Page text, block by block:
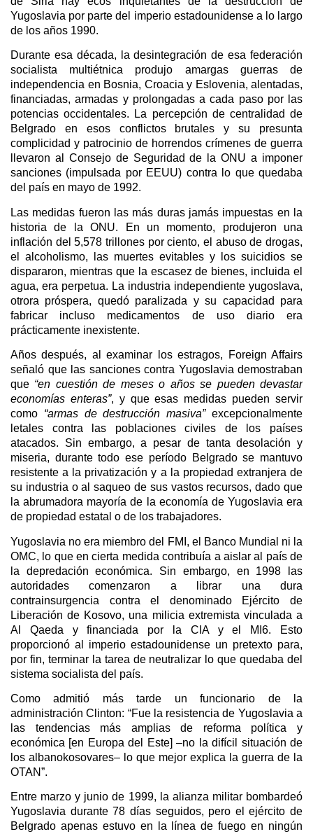
Yugoslavia por parte del imperio estadounidense a lo largo
de los años 1990.
Durante esa década, la desintegración de esa federación
socialista multiétnica produjo amargas guerras de
independencia en Bosnia, Croacia y Eslovenia, alentadas,
financiadas, armadas y prolongadas a cada paso por las
potencias occidentales. La percepción de centralidad de
Belgrado en esos conflictos brutales y su presunta
complicidad y patrocinio de horrendos crímenes de guerra
llevaron al Consejo de Seguridad de la ONU a imponer
sanciones (impulsada por EEUU) contra lo que quedaba
del país en mayo de 1992.
Las medidas fueron las más duras jamás impuestas en la
historia de la ONU. En un momento, produjeron una
inflación del 5,578 trillones por ciento, el abuso de drogas,
el alcoholismo, las muertes evitables y los suicidios se
dispararon, mientras que la escasez de bienes, incluida el
agua, era perpetua. La industria independiente yugoslava,
otrora próspera, quedó paralizada y su capacidad para
fabricar incluso medicamentos de uso diario era
prácticamente inexistente.
Años después, al examinar los estragos, Foreign Affairs
señaló que las sanciones contra Yugoslavia demostraban
que “en cuestión de meses o años se pueden devastar
economías enteras”, y que esas medidas pueden servir
como “armas de destrucción masiva”excepcionalmente
letales contra las poblaciones civiles de los países
atacados. Sin embargo, a pesar de tanta desolación y
miseria, durante todo ese período Belgrado se mantuvo
resistente a la privatización y a la propiedad extranjera de
su industria o al saqueo de sus vastos recursos, dado que
la abrumadora mayoría de la economía de Yugoslavia era
de propiedad estatal o de los trabajadores.
Yugoslavia no era miembro del FMI, el Banco Mundial ni la
OMC, lo que en cierta medida contribuía a aislar al país de
la depredación económica. Sin embargo, en 1998 las
autoridades comenzaron a librar una dura
contrainsurgencia contra el denominado Ejército de
Liberación de Kosovo, una milicia extremista vinculada a
Al Qaeda y financiada por la CIA y el MI6. Esto
proporcionó al imperio estadounidense un pretexto para,
por fin, terminar la tarea de neutralizar lo que quedaba del
sistema socialista del país.
Como admitió más tarde un funcionario de la
administración Clinton: “Fue la resistencia de Yugoslavia a
las tendencias más amplias de reforma política y
económica [en Europa del Este] –no la difícil situación de
los albanokosovares– lo que mejor explica la guerra de la
OTAN”.
Entre marzo y junio de 1999, la alianza militar bombardeó
Yugoslavia durante 78 días seguidos, pero el ejército de
Belgrado apenas estuvo en la línea de fuego en ningún